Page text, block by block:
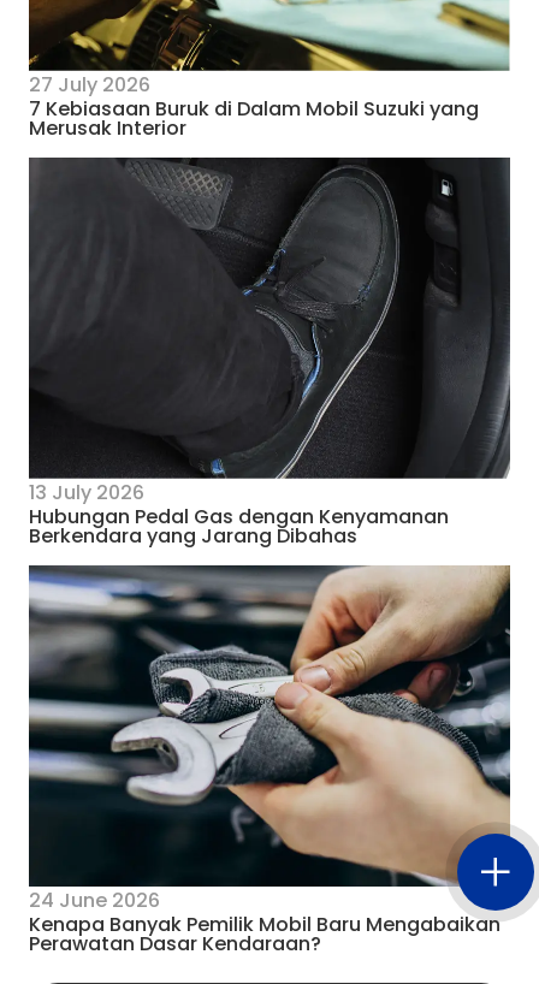
27 July 2026
7 Kebiasaan Buruk di Dalam Mobil Suzuki yang
Merusak Interior
13 July 2026
Hubungan Pedal Gas dengan Kenyamanan
Berkendara yang Jarang Dibahas
24 June 2026
Kenapa Banyak Pemilik Mobil Baru Mengabaikan
Perawatan Dasar Kendaraan?